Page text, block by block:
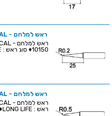
ראש למלחם - 0.2MM LONG CONICAL
10150♦ סוג ראש : LONG LIFE♦ טמפר...
ראש למלחם - 0.5MM CONICAL
ראש : LONG LIFE♦ טמפרטורה ...